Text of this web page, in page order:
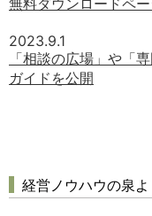
2023.9.1
「相談の広場」や「
ガイドを公開
経営ノウハウの泉